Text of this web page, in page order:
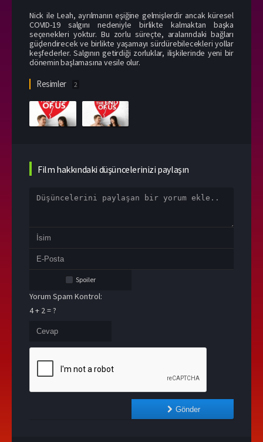
Nick ile Leah, ayrılmanın eşiğine gelmişlerdir ancak küresel
COVID-19 salgını nedeniyle birlikte kalmaktan başka
seçenekleri yoktur. Bu zorlu süreçte, aralarındaki bağları
güçlendirecek ve birlikte yaşamayı sürdürebilecekleri yollar
keşfederler. Salgının getirdiği zorluklar, ilişkilerinde yeni bir
dönemin başlamasına vesile olur.
Resimler 2
Film hakkındaki düşüncelerinizi paylaşın
Spoiler
Yorum Spam Kontrol:
4 + 2 = ?
Gönder